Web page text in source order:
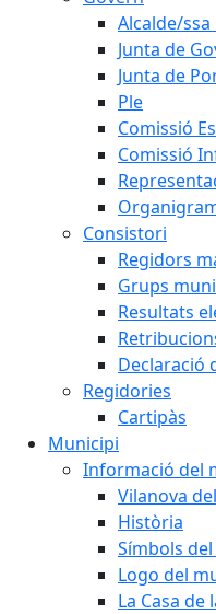
Alcalde/
Junta de
Junta de
Ple
Comissió
Comissió
Consistori
Regidors
Grups
Resultats
Declaració
Regidories
Cartipàs
Municipi
Informació del
Vilanova
Història
Símbols
Logo del
La Casa de